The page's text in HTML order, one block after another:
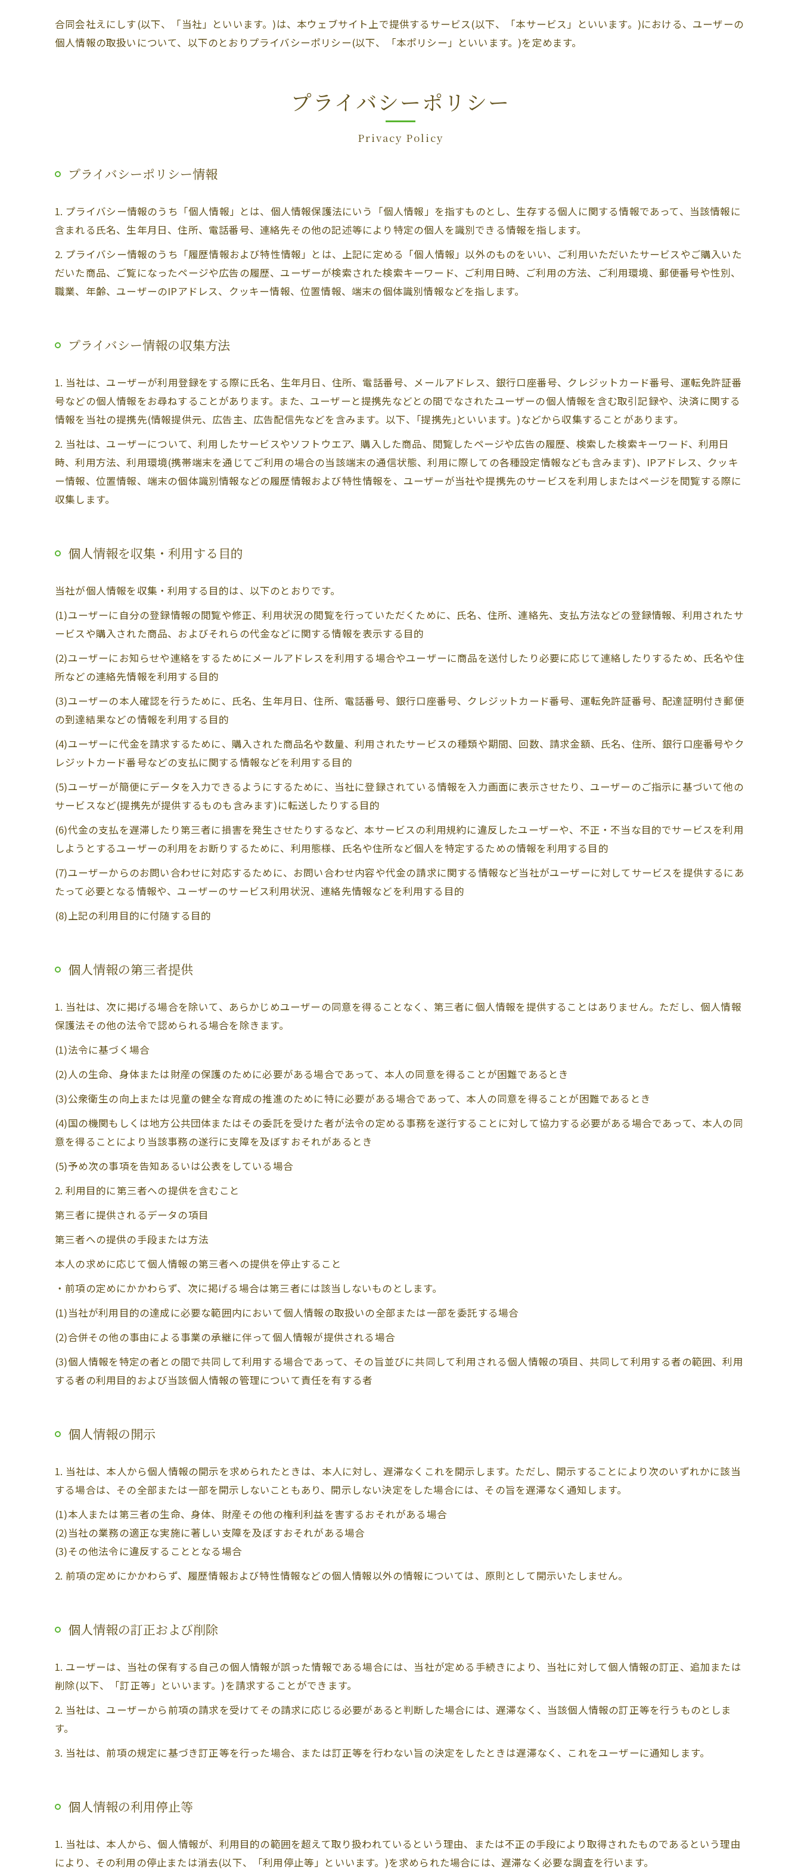
合同会社えにしす(以下、「当社」といいます。)は、本ウェブサイト上で提供するサービス(以下、「本サービス」といいます。)における、ユーザーの
個人情報の取扱いについて、以下のとおりプライバシーポリシー(以下、「本ポリシー」といいます。)を定めます。
プライバシーポリシー
Privacy Policy
プライバシーポリシー情報
1. プライバシー情報のうち「個人情報」とは、個人情報保護法にいう「個人情報」を指すものとし、生存する個人に関する情報であって、当該情報に
含まれる氏名、生年月日、住所、電話番号、連絡先その他の記述等により特定の個人を識別できる情報を指します。
2. プライバシー情報のうち「履歴情報および特性情報」とは、上記に定める「個人情報」以外のものをいい、ご利用いただいたサービスやご購入いた
だいた商品、ご覧になったページや広告の履歴、ユーザーが検索された検索キーワード、ご利用日時、ご利用の方法、ご利用環境、郵便番号や性別、
職業、年齢、ユーザーのIPアドレス、クッキー情報、位置情報、端末の個体識別情報などを指します。
プライバシー情報の収集方法
1. 当社は、ユーザーが利用登録をする際に氏名、生年月日、住所、電話番号、メールアドレス、銀行口座番号、クレジットカード番号、運転免許証番
号などの個人情報をお尋ねすることがあります。また、ユーザーと提携先などとの間でなされたユーザーの個人情報を含む取引記録や、決済に関する
情報を当社の提携先(情報提供元、広告主、広告配信先などを含みます。以下、｢提携先｣といいます。)などから収集することがあります。
2. 当社は、ユーザーについて、利用したサービスやソフトウエア、購入した商品、閲覧したページや広告の履歴、検索した検索キーワード、利用日
時、利用方法、利用環境(携帯端末を通じてご利用の場合の当該端末の通信状態、利用に際しての各種設定情報なども含みます)、IPアドレス、クッキ
ー情報、位置情報、端末の個体識別情報などの履歴情報および特性情報を、ユーザーが当社や提携先のサービスを利用しまたはページを閲覧する際に
収集します。
個人情報を収集・利用する目的
当社が個人情報を収集・利用する目的は、以下のとおりです。
(1)ユーザーに自分の登録情報の閲覧や修正、利用状況の閲覧を行っていただくために、氏名、住所、連絡先、支払方法などの登録情報、利用されたサ
ービスや購入された商品、およびそれらの代金などに関する情報を表示する目的
(2)ユーザーにお知らせや連絡をするためにメールアドレスを利用する場合やユーザーに商品を送付したり必要に応じて連絡したりするため、氏名や住
所などの連絡先情報を利用する目的
(3)ユーザーの本人確認を行うために、氏名、生年月日、住所、電話番号、銀行口座番号、クレジットカード番号、運転免許証番号、配達証明付き郵便
の到達結果などの情報を利用する目的
(4)ユーザーに代金を請求するために、購入された商品名や数量、利用されたサービスの種類や期間、回数、請求金額、氏名、住所、銀行口座番号やク
レジットカード番号などの支払に関する情報などを利用する目的
(5)ユーザーが簡便にデータを入力できるようにするために、当社に登録されている情報を入力画面に表示させたり、ユーザーのご指示に基づいて他の
サービスなど(提携先が提供するものも含みます)に転送したりする目的
(6)代金の支払を遅滞したり第三者に損害を発生させたりするなど、本サービスの利用規約に違反したユーザーや、不正・不当な目的でサービスを利用
しようとするユーザーの利用をお断りするために、利用態様、氏名や住所など個人を特定するための情報を利用する目的
(7)ユーザーからのお問い合わせに対応するために、お問い合わせ内容や代金の請求に関する情報など当社がユーザーに対してサービスを提供するにあ
たって必要となる情報や、ユーザーのサービス利用状況、連絡先情報などを利用する目的
(8)上記の利用目的に付随する目的
個人情報の第三者提供
1. 当社は、次に掲げる場合を除いて、あらかじめユーザーの同意を得ることなく、第三者に個人情報を提供することはありません。ただし、個人情報
保護法その他の法令で認められる場合を除きます。
(1)法令に基づく場合
(2)人の生命、身体または財産の保護のために必要がある場合であって、本人の同意を得ることが困難であるとき
(3)公衆衛生の向上または児童の健全な育成の推進のために特に必要がある場合であって、本人の同意を得ることが困難であるとき
(4)国の機関もしくは地方公共団体またはその委託を受けた者が法令の定める事務を遂行することに対して協力する必要がある場合であって、本人の同
意を得ることにより当該事務の遂行に支障を及ぼすおそれがあるとき
(5)予め次の事項を告知あるいは公表をしている場合
2. 利用目的に第三者への提供を含むこと
第三者に提供されるデータの項目
第三者への提供の手段または方法
本人の求めに応じて個人情報の第三者への提供を停止すること
・前項の定めにかかわらず、次に掲げる場合は第三者には該当しないものとします。
(1)当社が利用目的の達成に必要な範囲内において個人情報の取扱いの全部または一部を委託する場合
(2)合併その他の事由による事業の承継に伴って個人情報が提供される場合
(3)個人情報を特定の者との間で共同して利用する場合であって、その旨並びに共同して利用される個人情報の項目、共同して利用する者の範囲、利用
する者の利用目的および当該個人情報の管理について責任を有する者
個人情報の開示
1. 当社は、本人から個人情報の開示を求められたときは、本人に対し、遅滞なくこれを開示します。ただし、開示することにより次のいずれかに該当
する場合は、その全部または一部を開示しないこともあり、開示しない決定をした場合には、その旨を遅滞なく通知します。
(1)本人または第三者の生命、身体、財産その他の権利利益を害するおそれがある場合
(2)当社の業務の適正な実施に著しい支障を及ぼすおそれがある場合
(3)その他法令に違反することとなる場合
2. 前項の定めにかかわらず、履歴情報および特性情報などの個人情報以外の情報については、原則として開示いたしません。
個人情報の訂正および削除
1. ユーザーは、当社の保有する自己の個人情報が誤った情報である場合には、当社が定める手続きにより、当社に対して個人情報の訂正、追加または
削除(以下、「訂正等」といいます。)を請求することができます。
2. 当社は、ユーザーから前項の請求を受けてその請求に応じる必要があると判断した場合には、遅滞なく、当該個人情報の訂正等を行うものとしま
す。
3. 当社は、前項の規定に基づき訂正等を行った場合、または訂正等を行わない旨の決定をしたときは遅滞なく、これをユーザーに通知します。
個人情報の利用停止等
1. 当社は、本人から、個人情報が、利用目的の範囲を超えて取り扱われているという理由、または不正の手段により取得されたものであるという理由
により、その利用の停止または消去(以下、「利用停止等」といいます。)を求められた場合には、遅滞なく必要な調査を行います。